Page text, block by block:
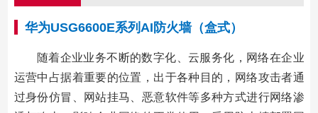
华为USG6600E系列AI防火墙（盒式）
随着企业业务不断的数字化、云服务化，网络在企业
运营中占据着重要的位置，出于各种目的，网络攻击者通
过身份仿冒、网站挂马、恶意软件等多种方式进行网络渗